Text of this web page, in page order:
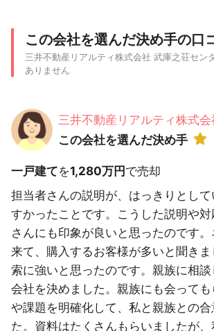
この会社を選んだ決め手の口
三井不動産リアルティ株式会社 武庫之荘セン
ありません
三井不動産リアルティ株式
この会社を選んだ決め手
一戸建てを1,280万円で売却
担当者さんの説明が、はっきりとし
すかったことです。こうした説明や
さんにも印象が良いと思ったのです
来て、購入するお客様が多いと聞き
索に強いと思ったのです。親族に相
会社を決めました。親族にも会って
や課題を明確化して、私と親族との
た。資料はたくさんもらいましたが